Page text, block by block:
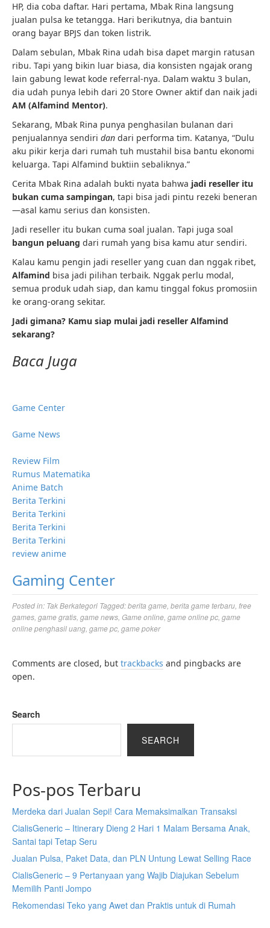
HP, dia coba daftar. Hari pertama, Mbak Rina langsung
jualan pulsa ke tetangga. Hari berikutnya, dia bantuin
orang bayar BPJS dan token listrik.
Dalam sebulan, Mbak Rina udah bisa dapet margin ratusan
ribu. Tapi yang bikin luar biasa, dia konsisten ngajak orang
lain gabung lewat kode referral-nya. Dalam waktu 3 bulan,
dia udah punya lebih dari 20 Store Owner aktif dan naik jadi
AM (Alfamind Mentor).
Sekarang, Mbak Rina punya penghasilan bulanan dari
penjualannya sendiri dan dari performa tim. Katanya, “Dulu
aku pikir kerja dari rumah tuh mustahil bisa bantu ekonomi
keluarga. Tapi Alfamind buktiin sebaliknya.”
Cerita Mbak Rina adalah bukti nyata bahwa jadi reseller itu
bukan cuma sampingan, tapi bisa jadi pintu rezeki beneran
—asal kamu serius dan konsisten.
Jadi reseller itu bukan cuma soal jualan. Tapi juga soal
bangun peluang dari rumah yang bisa kamu atur sendiri.
Kalau kamu pengin jadi reseller yang cuan dan nggak ribet,
Alfamind bisa jadi pilihan terbaik. Nggak perlu modal,
semua produk udah siap, dan kamu tinggal fokus promosiin
ke orang-orang sekitar.
Jadi gimana? Kamu siap mulai jadi reseller Alfamind
sekarang?
Baca Juga
Game Center
Game News
Review Film
Rumus Matematika
Anime Batch
Berita Terkini
Berita Terkini
Berita Terkini
Berita Terkini
review anime
Gaming Center
Posted in: Tak Berkategori Tagged:berita game berita game terbaru free
games game gratis game news Game online game online pc game
online penghasil uang game pc game poker
Comments are closed, but trackbacks and pingbacks are
open.
Search
SEARCH
Pos-pos Terbaru
Merdeka dari Jualan Sepi! Cara Memaksimalkan Transaksi
CialisGeneric – Itinerary Dieng 2 Hari 1 Malam Bersama Anak,
Santai tapi Tetap Seru
Jualan Pulsa, Paket Data, dan PLN Untung Lewat Selling Race
CialisGeneric – 9 Pertanyaan yang Wajib Diajukan Sebelum
Memilih Panti Jompo
Rekomendasi Teko yang Awet dan Praktis untuk di Rumah